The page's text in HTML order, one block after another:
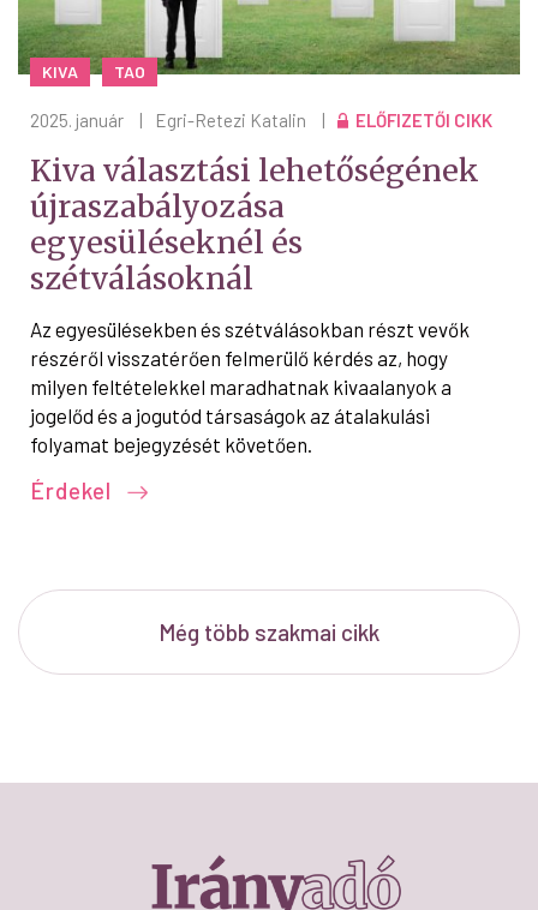
KIVA TAO
2025. január | Egri-Retezi Katalin | ELŐFIZETŐI CIKK
Kiva választási lehetőségének
újraszabályozása
egyesüléseknél és
szétválásoknál
Az egyesülésekben és szétválásokban részt vevők
részéről visszatérően felmerülő kérdés az, hogy
milyen feltételekkel maradhatnak kivaalanyok a
jogelőd és a jogutód társaságok az átalakulási
folyamat bejegyzését követően.
Érdekel
Még több szakmai cikk